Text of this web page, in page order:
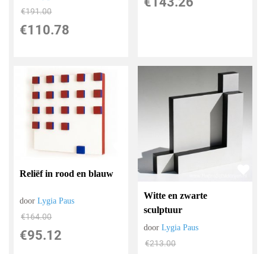
€191.00
€110.78
Reliëf in rood en blauw
doorLygia Paus
€164.00
€95.12
Witte en zwarte
sculptuur
doorLygia Paus
€213.00